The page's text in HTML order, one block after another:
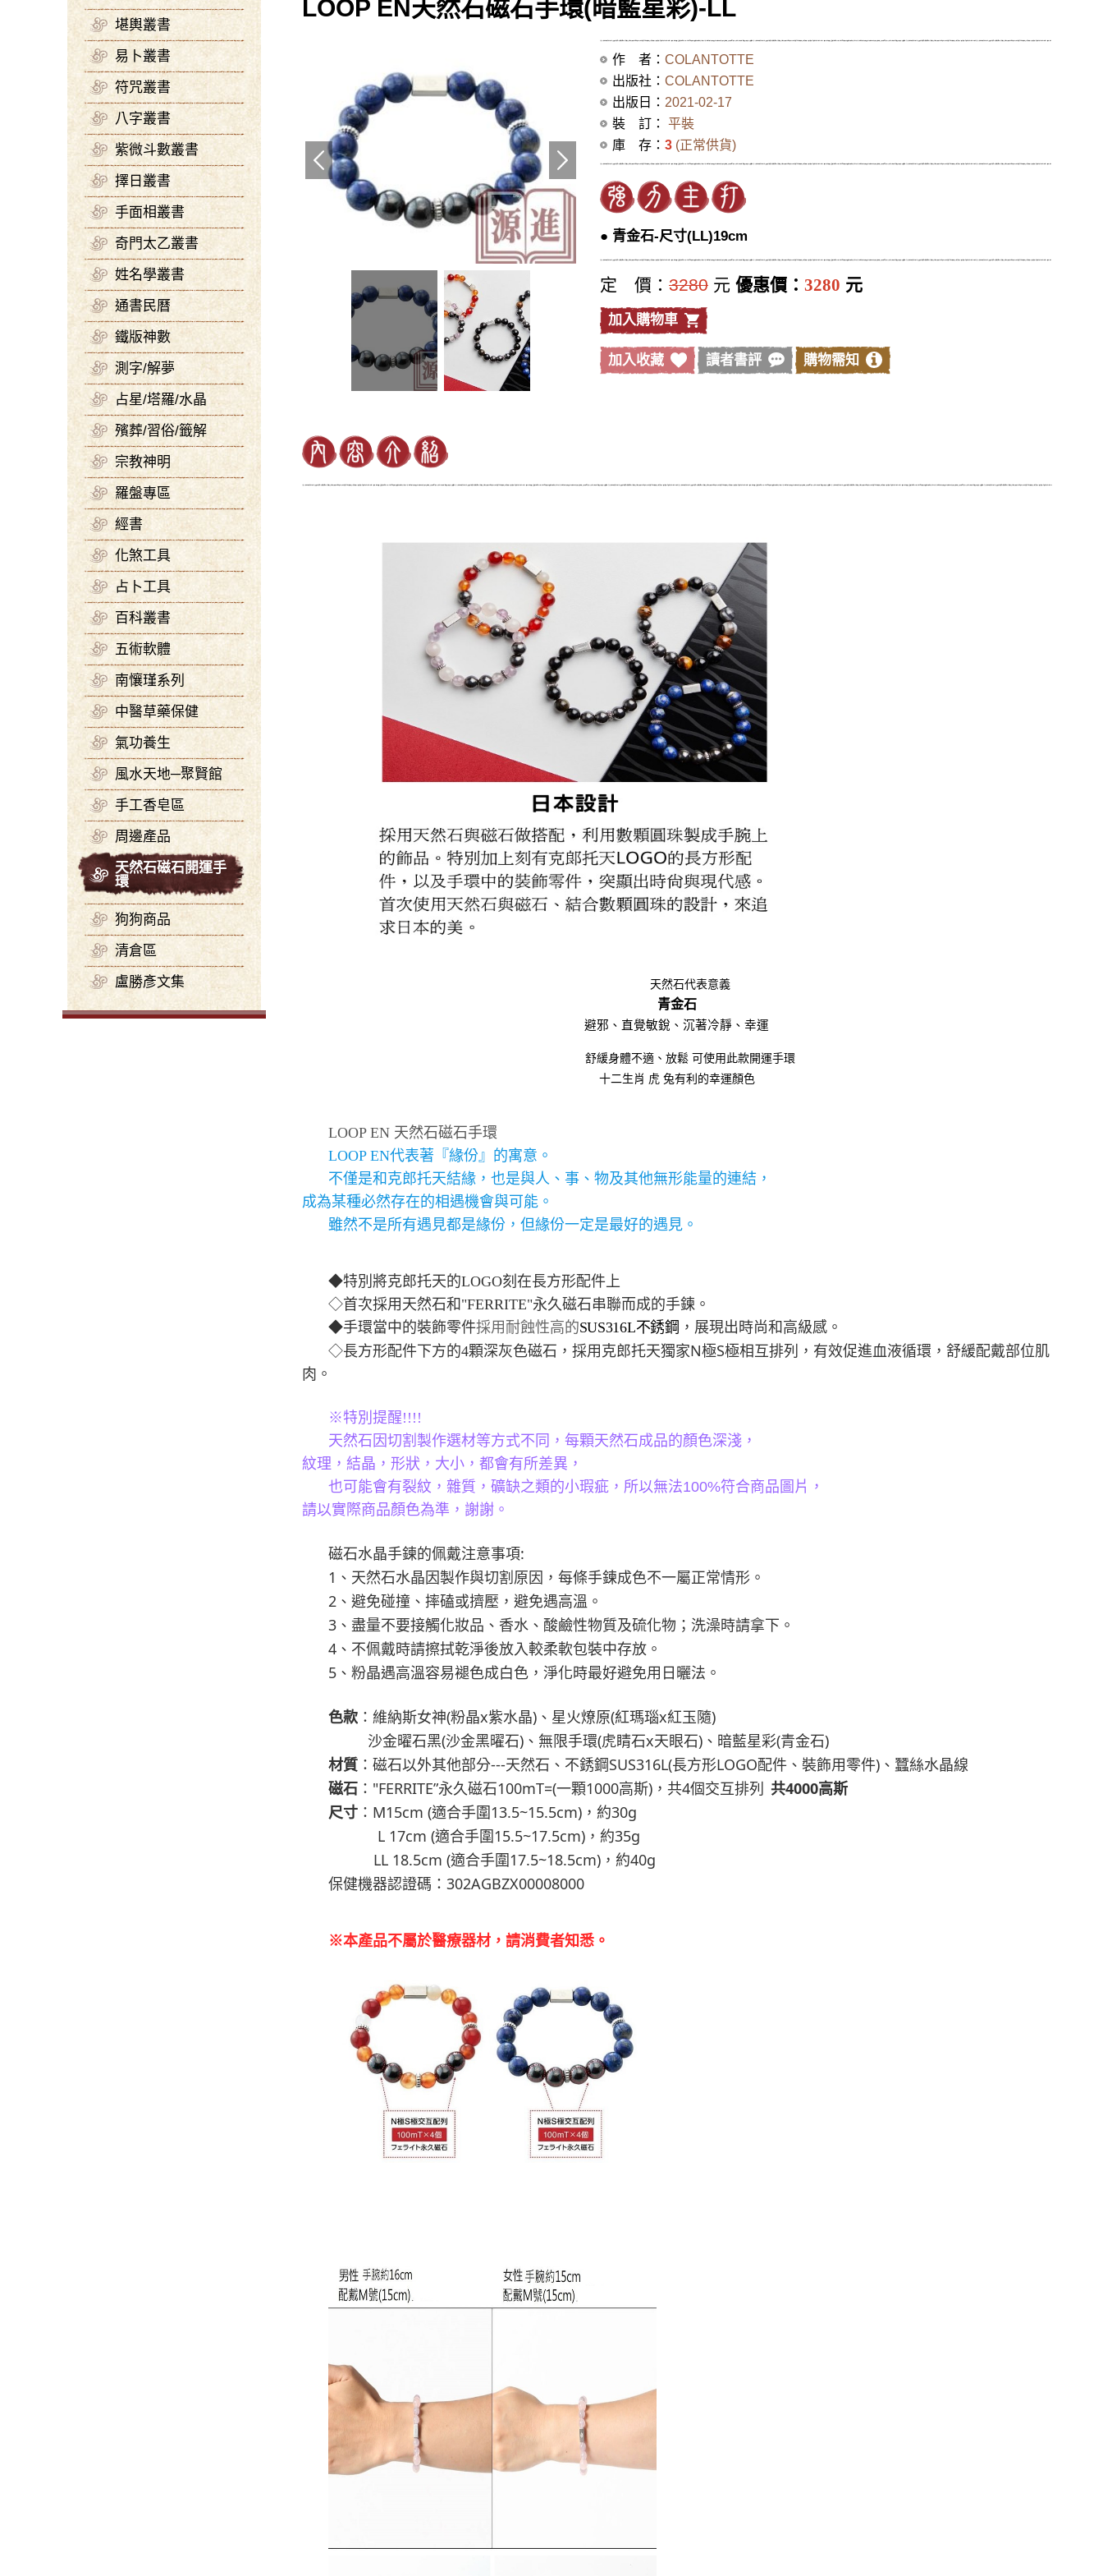
堪輿叢書
易卜叢書
符咒叢書
八字叢書
紫微斗數叢書
擇日叢書
手面相叢書
奇門太乙叢書
姓名學叢書
通書民曆
鐵版神數
測字/解夢
占星/塔羅/水晶
殯葬/習俗/籤解
宗教神明
羅盤專區
經書
化煞工具
占卜工具
百科叢書
五術軟體
南懹瑾系列
中醫草藥保健
氣功養生
風水天地─聚賢館
手工香皂區
周邊產品
天然石磁石開運手
環
狗狗商品
清倉區
盧勝彥文集
LOOP EN天然石磁石手環(暗藍星彩)-LL
作 者： COLANTOTTE
出版社： COLANTOTTE
出版日： 2021-02-17
裝 訂： 平裝
庫 存： 3(正常供貨)
● 青金石-尺寸(LL)19cm
定 價： 3280元 優惠價： 3280 元
加入購物車
加入收藏 讀者書評 購物需知
天然石代表意義
青金石
避邪、直覺敏銳、沉著冷靜、幸運
舒緩身體不適、放鬆 可使用此款開運手環
十二生肖 虎 兔有利的幸運顏色
LOOP EN 天然石磁石手環
LOOP EN代表著『緣份』的寓意。
不僅是和克郎托天結緣，也是與人、事、物及其他無形能量的連結，
成為某種必然存在的相遇機會與可能。
雖然不是所有遇見都是緣份，但緣份一定是最好的遇見。
◆特別將克郎托天的LOGO刻在長方形配件上
◇首次採用天然石和"FERRITE"永久磁石串聯而成的手鍊。
◆手環當中的裝飾零件採用耐蝕性高的SUS316L不銹鋼 ，展現出時尚和高級感。
◇長方形配件下方的4顆深灰色磁石，採用克郎托天獨家N極S極相互排列，有效促進血液循環，舒緩配戴部位肌
肉。
※特別提醒!!!!
天然石因切割製作選材等方式不同，每顆天然石成品的顏色深淺，
紋理，結晶，形狀，大小，都會有所差異，
也可能會有裂紋，雜質，礦缺之類的小瑕疵，所以無法100%符合商品圖片，
請以實際商品顏色為準，謝謝。
磁石水晶手鍊的佩戴注意事項:
1 、天然石水晶因製作與切割原因，每條手鍊成色不一屬正常情形。
2、避免碰撞、摔磕或擠壓，避免遇高溫。
3、盡量不要接觸化妝品、香水、酸鹼性物質及硫化物；洗澡時請拿下。
4、不佩戴時請擦拭乾淨後放入較柔軟包裝中存放。
5、粉晶遇高溫容易褪色成白色，淨化時最好避免用日曬法。
色款：維納斯女神(粉晶x紫水晶)、星火燎原(紅瑪瑙x紅玉隨)
沙金曜石黑(沙金黑曜石)、無限手環(虎睛石x天眼石)、暗藍星彩(青金石)
材質：磁石以外其他部分---天然石、不銹鋼 SUS316L(長方形LOGO配件、裝飾用零件)、蠶絲水晶線
磁石 ： "FERRITE”永久磁石100mT=(一顆1000高斯)，共4個交互排列 共4000高斯
尺寸： M15cm (適合手圍 13.5~15.5cm)，約30g
L 17cm (適合手圍 15.5~17.5cm)，約35g
LL 18.5cm (適合手圍 17.5~18.5cm)，約40g
保健機器認證碼： 302AGBZX00008000
※本產品不屬於醫療器材，請消費者知悉。